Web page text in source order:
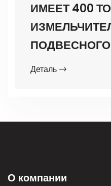
ИМЕЕТ 400
Деталь
О компании